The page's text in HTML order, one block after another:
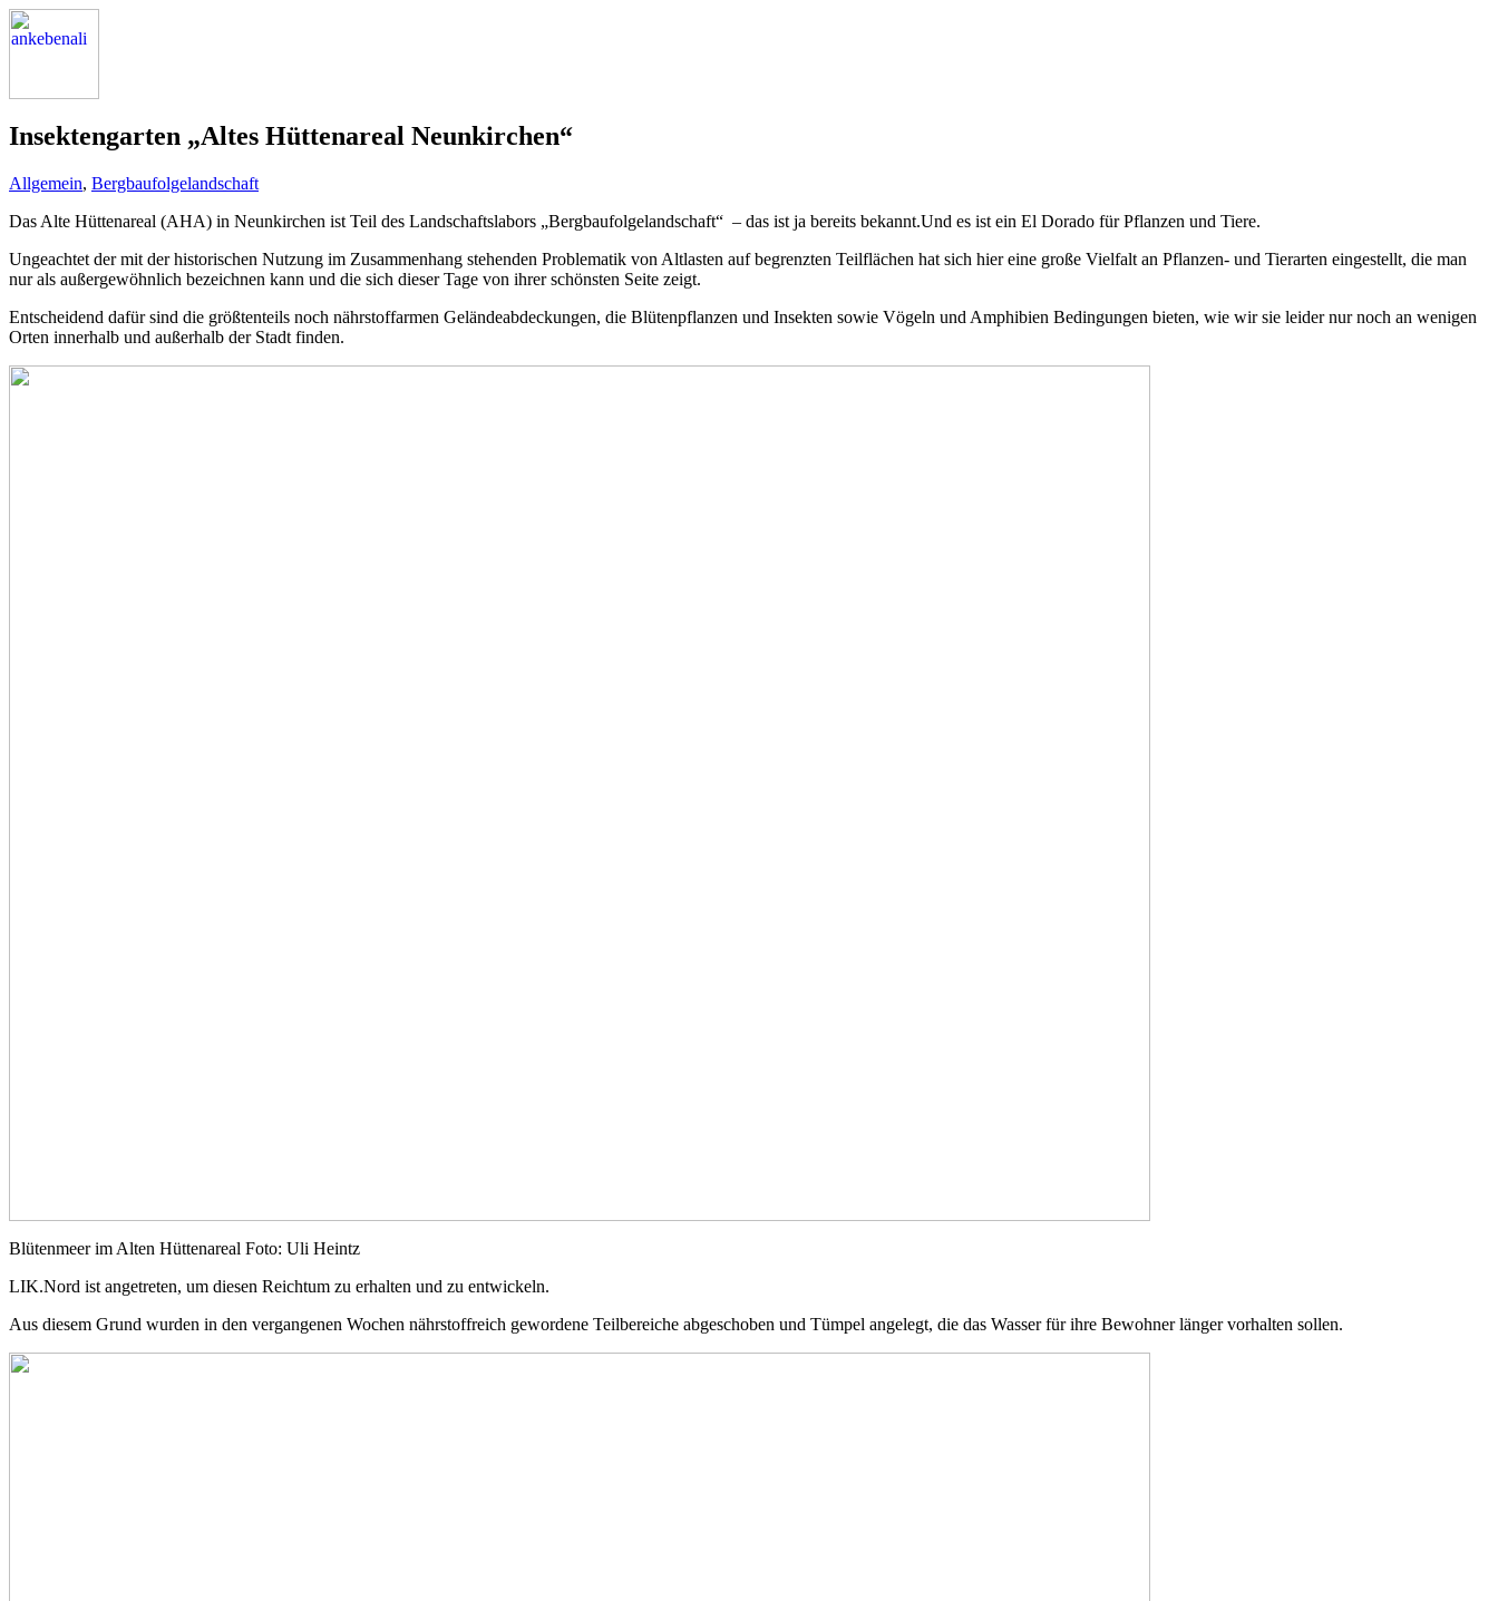
Insektengarten „Altes Hüttenareal Neunkirchen“
Allgemein, Bergbaufolgelandschaft
Das Alte Hüttenareal (AHA) in Neunkirchen ist Teil des Landschaftslabors „Bergbaufolgelandschaft“ – das ist ja bereits bekannt.Und es ist ein El Dorado für Pflanzen und Tiere.
Ungeachtet der mit der historischen Nutzung im Zusammenhang stehenden Problematik von Altlasten auf begrenzten Teilflächen hat sich hier eine große Vielfalt an Pflanzen- und Tierarten eingestellt, die man
nur als außergewöhnlich bezeichnen kann und die sich dieser Tage von ihrer schönsten Seite zeigt.
Entscheidend dafür sind die größtenteils noch nährstoffarmen Geländeabdeckungen, die Blütenpflanzen und Insekten sowie Vögeln und Amphibien Bedingungen bieten, wie wir sie leider nur noch an wenigen
Orten innerhalb und außerhalb der Stadt finden.
Blütenmeer im Alten Hüttenareal Foto: Uli Heintz
LIK.Nord ist angetreten, um diesen Reichtum zu erhalten und zu entwickeln.
Aus diesem Grund wurden in den vergangenen Wochen nährstoffreich gewordene Teilbereiche abgeschoben und Tümpel angelegt, die das Wasser für ihre Bewohner länger vorhalten sollen.